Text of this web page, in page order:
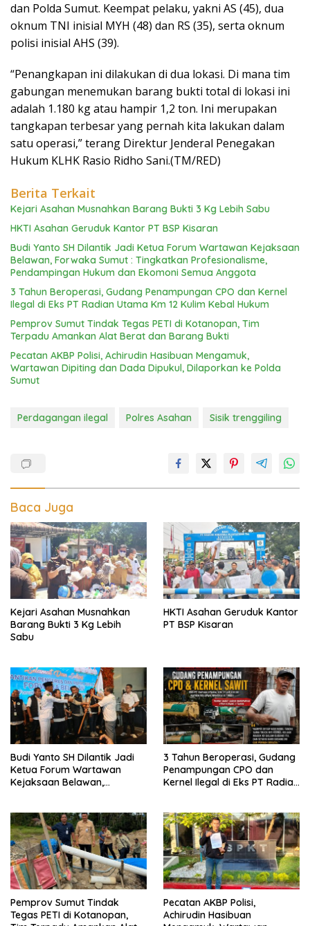
dan Polda Sumut. Keempat pelaku, yakni AS (45), dua
oknum TNI inisial MYH (48) dan RS (35), serta oknum
polisi inisial AHS (39).
“Penangkapan ini dilakukan di dua lokasi. Di mana tim
gabungan menemukan barang bukti total di lokasi ini
adalah 1.180 kg atau hampir 1,2 ton. Ini merupakan
tangkapan terbesar yang pernah kita lakukan dalam
satu operasi,” terang Direktur Jenderal Penegakan
Hukum KLHK Rasio Ridho Sani.(TM/RED)
Berita Terkait
Kejari Asahan Musnahkan Barang Bukti 3 Kg Lebih Sabu
HKTI Asahan Geruduk Kantor PT BSP Kisaran
Budi Yanto SH Dilantik Jadi Ketua Forum Wartawan Kejaksaan
Belawan, Forwaka Sumut : Tingkatkan Profesionalisme,
Pendampingan Hukum dan Ekomoni Semua Anggota
3 Tahun Beroperasi, Gudang Penampungan CPO dan Kernel
Ilegal di Eks PT Radian Utama Km 12 Kulim Kebal Hukum
Pemprov Sumut Tindak Tegas PETI di Kotanopan, Tim
Terpadu Amankan Alat Berat dan Barang Bukti
Pecatan AKBP Polisi, Achirudin Hasibuan Mengamuk,
Wartawan Dipiting dan Dada Dipukul, Dilaporkan ke Polda
Sumut
Perdagangan ilegal Polres Asahan Sisik trenggiling
Baca Juga
Kejari Asahan Musnahkan
Barang Bukti 3 Kg Lebih
Sabu
HKTI Asahan Geruduk Kantor
PT BSP Kisaran
Budi Yanto SH Dilantik Jadi
Ketua Forum Wartawan
Kejaksaan Belawan,
Pendampingan Hukum dan
Ekomoni Semua Anggota
3 Tahun Beroperasi, Gudang
Penampungan CPO dan
Kernel Ilegal di Eks PT Radian
Pemprov Sumut Tindak
Tegas PETI di Kotanopan,
Pecatan AKBP Polisi,
Achirudin Hasibuan